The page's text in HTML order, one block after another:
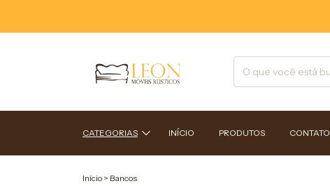
CATEGORIAS INÍCIO PRODUTOS CONTATO
Início > Bancos